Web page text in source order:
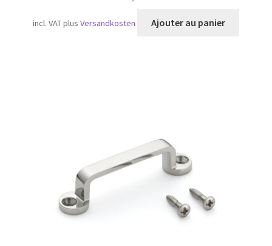
incl. VATplusVersandkosten Ajouter au panier